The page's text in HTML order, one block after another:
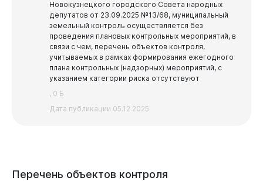
Новокузнецкого городского Совета народных
депутатов от 23.09.2025 №13/68, муниципальный
земельный контроль осуществляется без
проведения плановых контрольных мероприятий, в
связи с чем, перечень объектов контроля,
учитываемых в рамках формирования ежегодного
плана контрольных (надзорных) мероприятий, с
указанием категории риска отсутствуют
, 0 Б
Дата публикации 05.12.2025
Перечень объектов контроля